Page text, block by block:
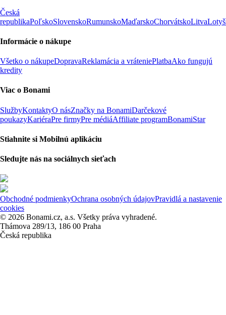
Česká
republikaPoľskoSlovenskoRumunskoMaďarskoChorvátskoLitva
Informácie o nákupe
Všetko o nákupeDopravaReklamácia a vráteniePlatbaAko fungujú
kredity
Viac o Bonami
SlužbyKontaktyO násZnačky na BonamiDarčekové
poukazyKariéraPre firmyPre médiáAffiliate programBonamiStar
Stiahnite si Mobilnú aplikáciu
Sledujte nás na sociálnych sieťach
Obchodné podmienkyOchrana osobných údajovPravidlá a nastavenie
cookies
© 2026 Bonami.cz, a.s. Všetky práva vyhradené.
Thámova 289/13, 186 00 Praha
Česká republika